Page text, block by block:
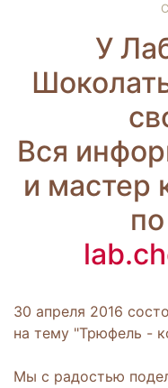
У
Вся
и мастер
30 апреля 2016
на тему "Трюфель -
Мы с радостью